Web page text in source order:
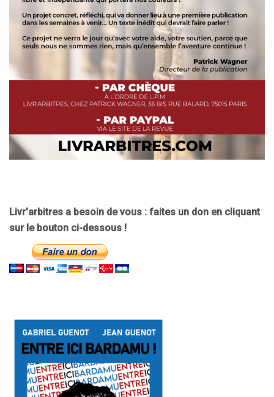
Livr'arbitres a besoin de vous : faites un don en cliquant
sur le bouton ci-dessous !